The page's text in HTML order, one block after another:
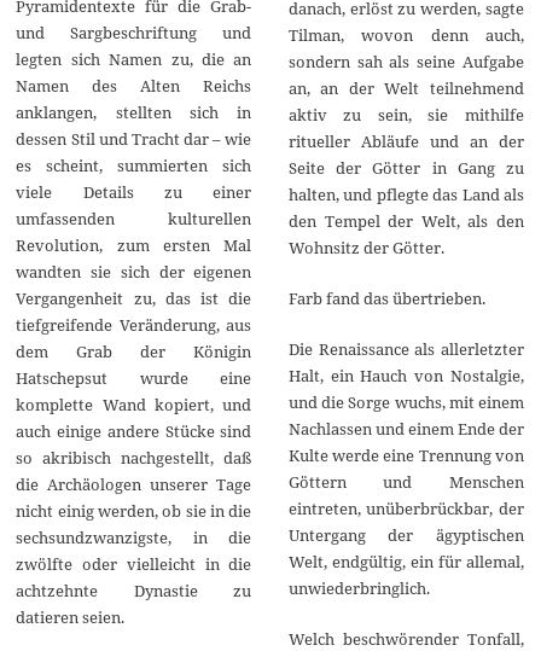
Pyramidentexte für die Grab-
und Sargbeschriftung und
legten sich Namen zu, die an
Namen des Alten Reichs
anklangen, stellten sich in
dessen Stil und Tracht dar – wie
es scheint, summierten sich
viele Details zu einer
umfassenden kulturellen
Revolution, zum ersten Mal
wandten sie sich der eigenen
Vergangenheit zu, das ist die
tiefgreifende Veränderung, aus
dem Grab der Königin
Hatschepsut wurde eine
komplette Wand kopiert, und
auch einige andere Stücke sind
so akribisch nachgestellt, daß
die Archäologen unserer Tage
nicht einig werden, ob sie in die
sechsundzwanzigste, in die
zwölfte oder vielleicht in die
achtzehnte Dynastie zu
datieren seien.
danach, erlöst zu werden, sagte
Tilman, wovon denn auch,
sondern sah als seine Aufgabe
an, an der Welt teilnehmend
aktiv zu sein, sie mithilfe
ritueller Abläufe und an der
Seite der Götter in Gang zu
halten, und pflegte das Land als
den Tempel der Welt, als den
Wohnsitz der Götter.
Farb fand das übertrieben.
Die Renaissance als allerletzter
Halt, ein Hauch von Nostalgie,
und die Sorge wuchs, mit einem
Nachlassen und einem Ende der
Kulte werde eine Trennung von
Göttern und Menschen
eintreten, unüberbrückbar, der
Untergang der ägyptischen
Welt, endgültig, ein für allemal,
unwiederbringlich.
Welch beschwörender Tonfall,